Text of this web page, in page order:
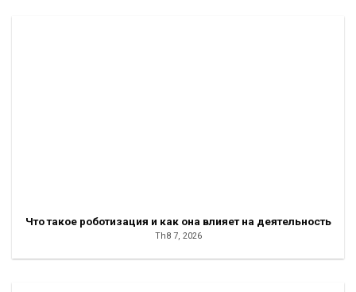
Что такое роботизация и как она влияет на деятельность
Th8 7, 2026